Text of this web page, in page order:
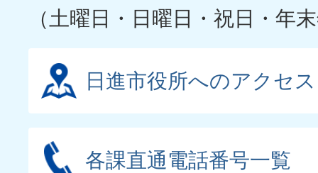
（土曜日・日曜日・祝日・年
日進市役所へのアクセス
各課直通電話番号一覧